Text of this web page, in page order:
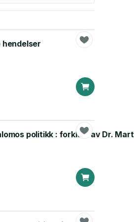
politikk : forklart av Dr.